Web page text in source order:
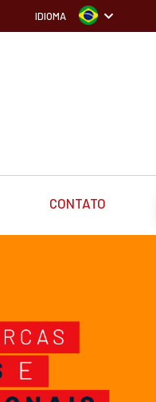
IDIOMA
CONTATO